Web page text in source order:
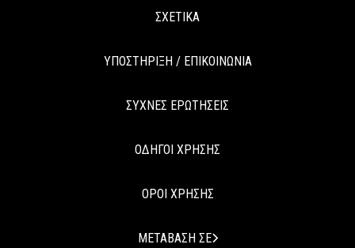
ΣΧΕΤΙΚΑ
ΥΠΟΣΤΗΡΙΞΗ / ΕΠΙΚΟΙΝΩΝΙΑ
ΣΥΧΝΕΣ ΕΡΩΤΗΣΕΙΣ
ΟΔΗΓΟΙ ΧΡΗΣΗΣ
ΟΡΟΙ ΧΡΗΣΗΣ
ΜΕΤΑΒΑΣΗ ΣΕ